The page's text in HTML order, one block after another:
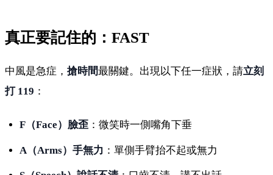
真正要記住的：FAST
中風是急症， 搶時間最關鍵。出現以下任一症狀，請立刻
打 119 ：
F（Face）臉歪 ：微笑時一側嘴角下垂
A（Arms）手無力 ：單側手臂抬不起或無力